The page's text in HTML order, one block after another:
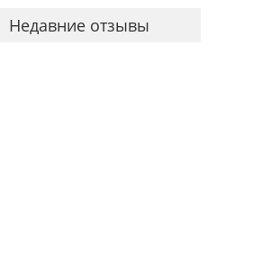
Недавние отзывы